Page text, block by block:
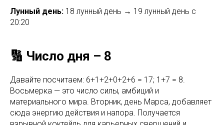
Лунный день: 18 лунный день → 19 лунный день с
20:20
🔢 Число дня – 8
Давайте посчитаем: 6+1+2+0+2+6 = 17; 1+7 = 8.
Восьмерка — это число силы, амбиций и
материального мира. Вторник, день Марса, добавляет
сюда энергию действия и напора. Получается